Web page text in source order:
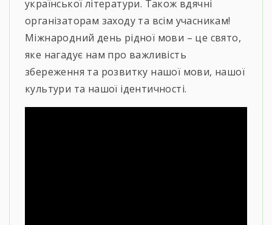
української літератури. Також вдячні
організаторам заходу та всім учасникам!
Міжнародний день рідної мови – це свято,
яке нагадує нам про важливість
збереження та розвитку нашої мови, нашої
культури та нашої ідентичності.